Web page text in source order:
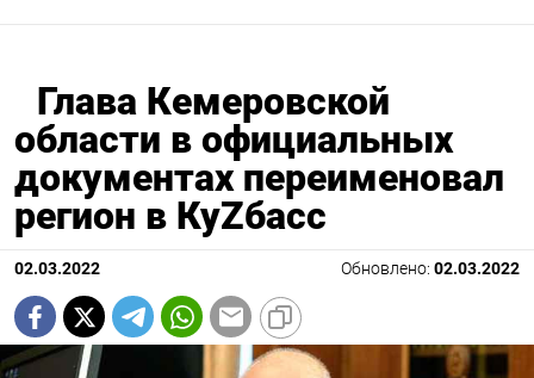
Глава Кемеровской
области в официальных
документах переименовал
регион в КуZбасс
02.03.2022 Обновлено: 02.03.2022